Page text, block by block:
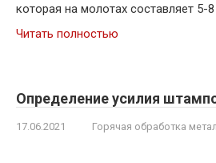
которая на молотах составляет 5-8
Читать полностью
Определение усилия
17.06.2021 Горячая обработка